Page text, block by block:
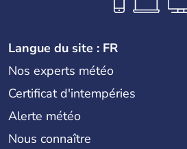
Langue du site : FR
Nos experts météo
Certificat d'intempéries
Alerte météo
Nous connaître